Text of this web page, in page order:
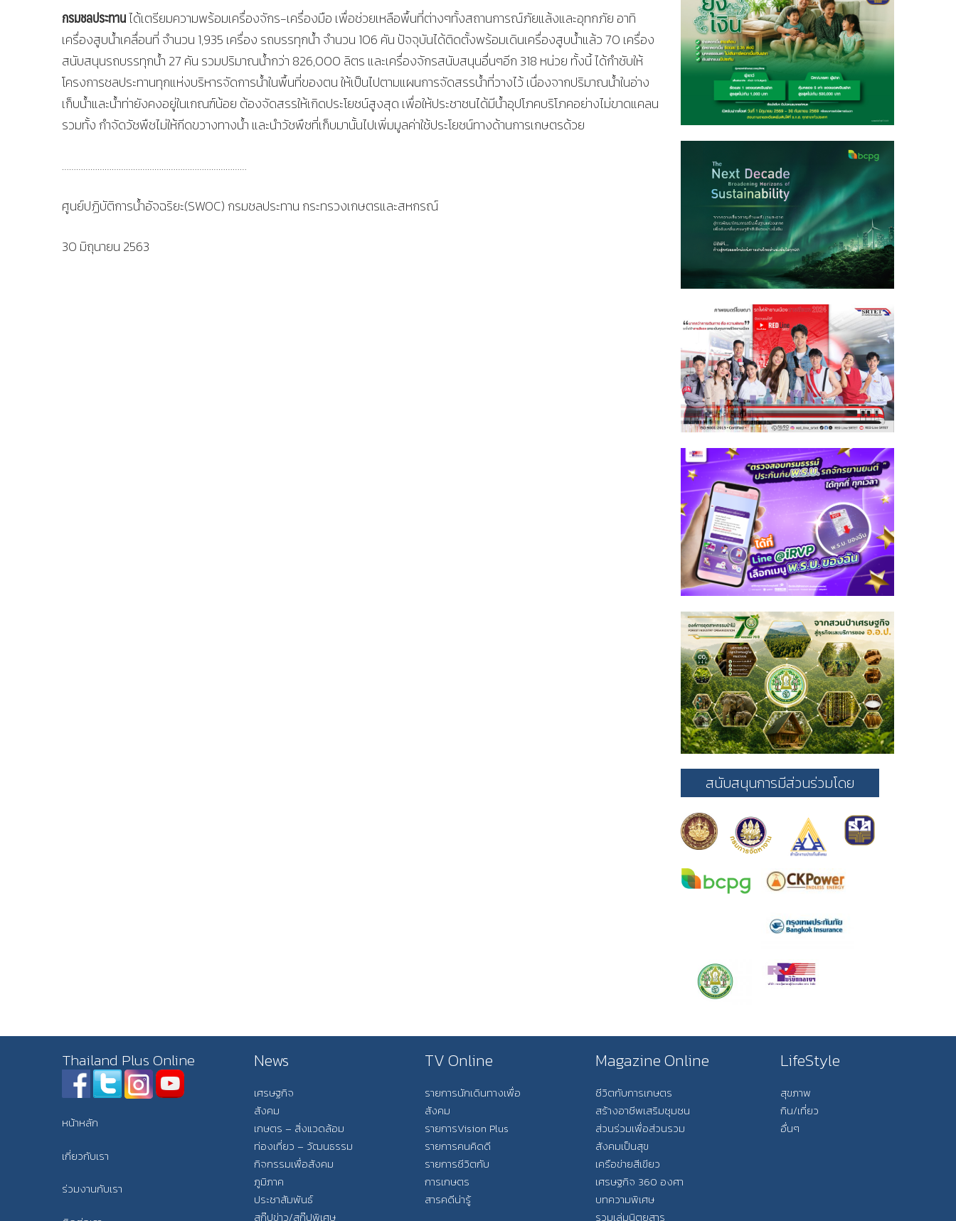
กรมชลประทานได้เตรียมความพร้อมเครื่องจักร-เครื่องมือ เพื่อช่วยเหลือพื้นที่ต่างๆทั้งสถานการณ์ภัยแล้งและอุทกภัย อาทิ
เครื่องสูบน้ำเคลื่อนที่ จำนวน 1,935 เครื่อง รถบรรทุกน้ำ จำนวน 106 คัน ปัจจุบันได้ติดตั้งพร้อมเดินเครื่องสูบน้ำแล้ว 70 เครื่อง
สนับสนุนรถบรรทุกน้ำ 27 คัน รวมปริมาณน้ำกว่า 826,000 ลิตร และเครื่องจักรสนับสนุนอื่นๆอีก 318 หน่วย ทั้งนี้ ได้กำชับให้
โครงการชลประทานทุกแห่งบริหารจัดการน้ำในพื้นที่ของตน ให้เป็นไปตามแผนการจัดสรรน้ำที่วางไว้ เนื่องจากปริมาณน้ำในอ่าง
เก็บน้ำและน้ำท่ายังคงอยู่ในเกณฑ์น้อย ต้องจัดสรรให้เกิดประโยชน์สูงสุด เพื่อให้ประชาชนได้มีน้ำอุปโภคบริโภคอย่างไม่ขาดแคลน
รวมทั้ง กำจัดวัชพืชไม่ให้กีดขวางทางน้ำ และนำวัชพืชที่เก็บมานั้นไปเพิ่มมูลค่าใช้ประโยชน์ทางด้านการเกษตรด้วย
……………………………………………………………………
ศูนย์ปฏิบัติการน้ำอัจฉริยะ(SWOC) กรมชลประทาน กระทรวงเกษตรและสหกรณ์
30 มิถุนายน 2563
สนับสนุนการมีส่วนร่วมโดย
Thailand Plus Online
หน้าหลัก
เกี่ยวกับเรา
ร่วมงานกับเรา
News
เศรษฐกิจ
สังคม
เกษตร – สิ่งแวดล้อม
ท่องเที่ยว – วัฒนธรรม
กิจกรรมเพื่อสังคม
ภูมิภาค
ประชาสัมพันธ์
สกู๊ปข่าว/สกู๊ปพิเศษ
TV Online
รายการนักเดินทางเพื่อ
สังคม
รายการVision Plus
รายการคนคิดดี
รายการชีวิตกับ
การเกษตร
สารคดีน่ารู้
Magazine Online
ชีวิตกับการเกษตร
สร้างอาชีพเสริมชุมชน
ส่วนร่วมเพื่อส่วนรวม
สังคมเป็นสุข
เครือข่ายสีเขียว
เศรษฐกิจ 360 องศา
บทความพิเศษ
รวมเล่มนิตยสาร
LifeStyle
สุขภาพ
กิน/เที่ยว
อื่นๆ